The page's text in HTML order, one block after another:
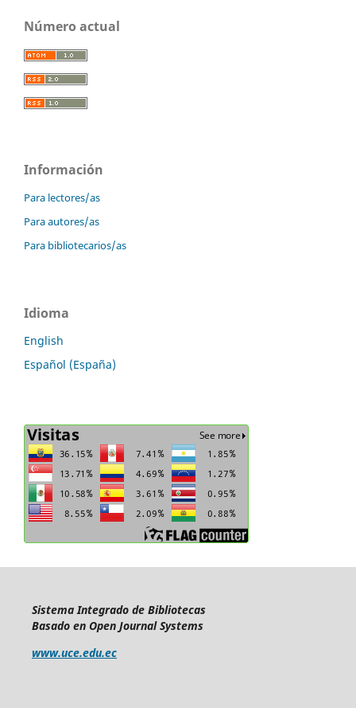
Número actual
Información
Para lectores/as
Para autores/as
Para bibliotecarios/as
Idioma
English
Español (España)
Sistema Integrado de Bibliotecas
Basado en Open Journal Systems
www.uce.edu.ec